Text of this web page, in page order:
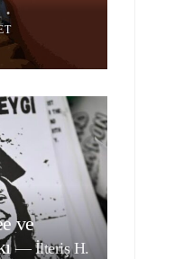
•
ve
—İlteriş H.